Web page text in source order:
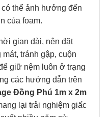
thể ảnh hưởng đến
của foam.
gian dài, nên đặt
tránh gập, cuộn
giữ nệm luôn ở trạng
các hướng dẫn trên
Đồng Phú 1m x 2m
lại trải nghiệm giấc